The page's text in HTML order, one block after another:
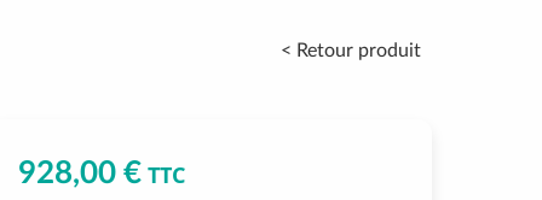
< Retour produit
928,00 €TTC